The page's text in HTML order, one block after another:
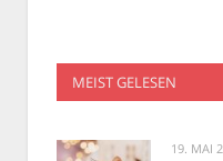
MEIST GELESEN
19. MAI